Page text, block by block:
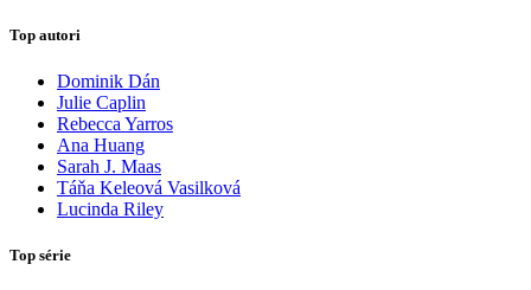
Top autori
Dominik Dán
Julie Caplin
Rebecca Yarros
Ana Huang
Sarah J. Maas
Táňa Keleová Vasilková
Lucinda Riley
Top série